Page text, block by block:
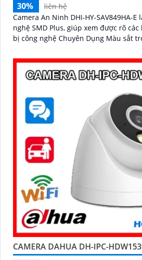
30%
liên hệ
Camera An Ninh DHI-HY-SAV849HA-
nghệ SMD Plus, giúp xem được rõ các hình
bị công nghệ Chuyên Dụng Màu sắt
CAMERA DAHUA DH-IPC-